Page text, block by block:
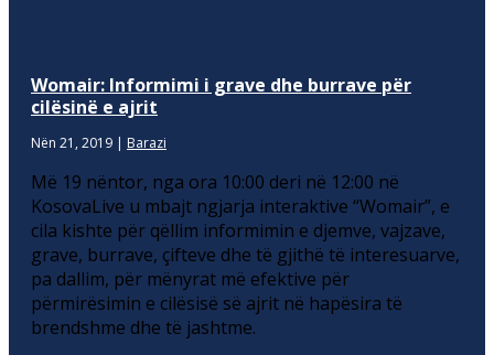
Womair: Informimi i grave dhe burrave për
cilësinë e ajrit
Nën 21, 2019 | Barazi
Më 19 nëntor, nga ora 10:00 deri në 12:00 në
KosovaLive u mbajt ngjarja interaktive “Womair”, e
cila kishte për qëllim informimin e djemve, vajzave,
grave, burrave, çifteve dhe të gjithë të interesuarve,
pa dallim, për mënyrat më efektive për
përmirësimin e cilësisë së ajrit në hapësira të
brendshme dhe të jashtme.